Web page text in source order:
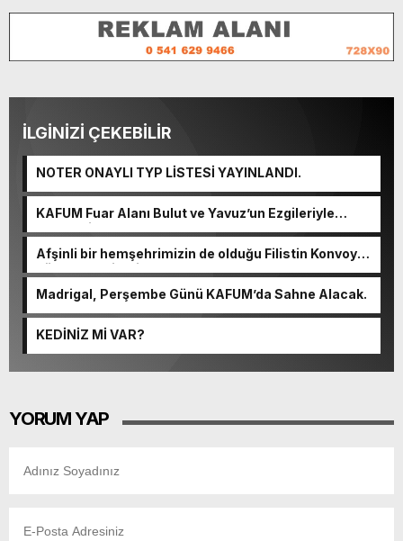
İLGİNİZİ ÇEKEBİLİR
NOTER ONAYLI TYP LİSTESİ YAYINLANDI.
KAFUM Fuar Alanı Bulut ve Yavuz’un Ezgileriyle
Şenlendi.
Afşinli bir hemşehrimizin de olduğu Filistin Konvoyu,
güçlenerek ilerliyor.
Madrigal, Perşembe Günü KAFUM’da Sahne Alacak.
KEDİNİZ Mİ VAR?
YORUM YAP